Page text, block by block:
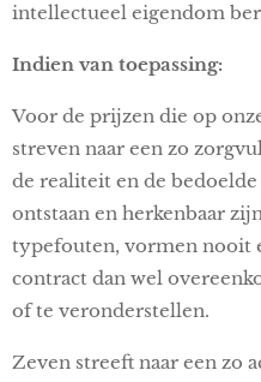
intellectueel eigendom
Indien van toepassing:
Voor de prijzen die op
streven naar een zo
de realiteit en de
ontstaan en herkenbaar
typefouten, vormen nooit
contract dan wel
of te veronderstellen.
Zeven streeft naar een zo